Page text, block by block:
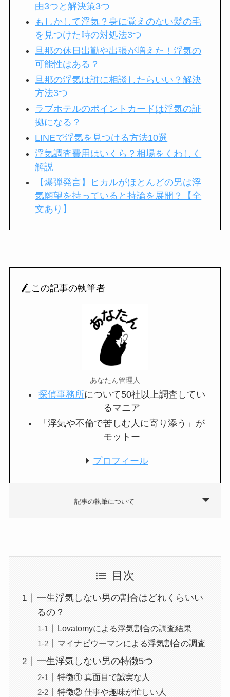
由3つと解決策3つ
もしかして浮気？身に覚えのない髪の毛
を見つけた時の対処法3つ
旦那の休日出勤や出張が増えた！浮気の
可能性はある？
旦那の浮気は誰に相談したらいい？解決
方法3つ
ラブホテルのポイントカードは浮気の証
拠になる？
LINEで浮気を見つける方法10選
浮気調査費用はいくら？相場をくわしく
解説
【爆弾発言】ヒカルがほとんどの男は浮
気願望を持っていると持論を展開？【全
文あり】
この記事の執筆者
あなたん管理人
探偵事務所について50社以上調査してい
るマニア
「浮気や不倫で苦しむ人に寄り添う」が
モットー
プロフィール
記事の執筆について
目次
一生浮気しない男の割合はどれくらいい
るの？
Lovatomyによる浮気割合の調査結果
マイナビウーマンによる浮気割合の調査
一生浮気しない男の特徴5つ
特徴① 真面目で誠実な人
特徴② 仕事や趣味が忙しい人